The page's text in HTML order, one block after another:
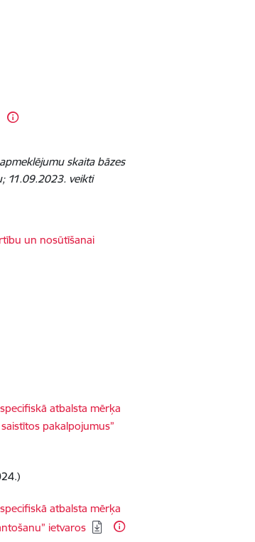
skaita bāzes
11.09.2023. veikti
un nosūtīšanai
atbalsta mērķa
pakalpojumus”
)
atbalsta mērķa
ietvaros